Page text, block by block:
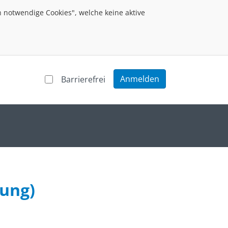
Cookies", welche keine aktive
Barrierefrei Anmelden